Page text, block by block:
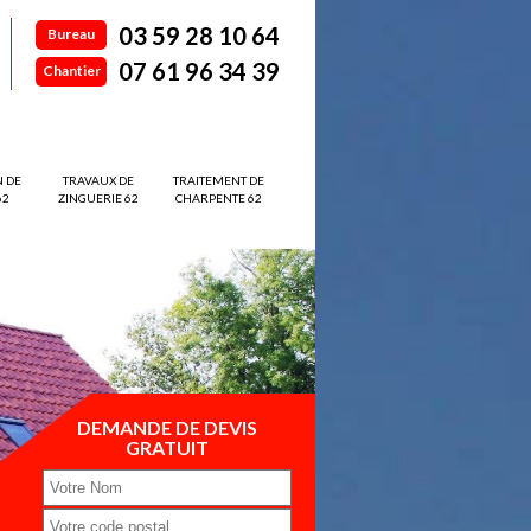
Bureau 03 59 28 10 64
Chantier 07 61 96 34 39
DE
TRAVAUX DE
ZINGUERIE 62
TRAITEMENT DE
CHARPENTE 62
DEMANDE DE DEVIS
GRATUIT